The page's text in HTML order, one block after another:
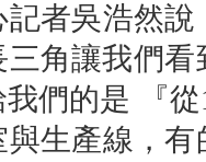
者吳浩然
角讓我們
們的是 『
生產線，